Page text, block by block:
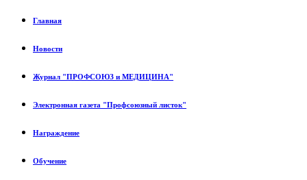
Главная
Новости
Журнал "ПРОФСОЮЗ и МЕДИЦИНА"
Электронная газета "Профсоюзный листок"
Награждение
Обучение